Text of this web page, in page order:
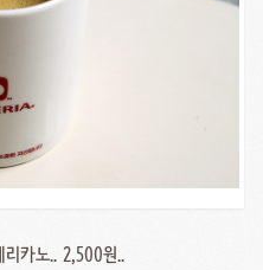
카노.. 2,500원..